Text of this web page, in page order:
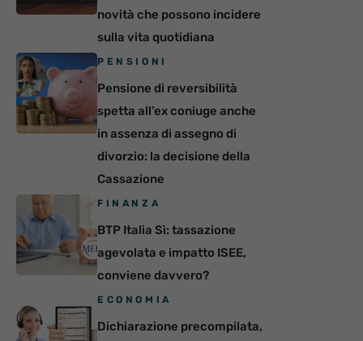
novità che possono incidere
sulla vita quotidiana
PENSIONI
Pensione di reversibilità
spetta all’ex coniuge anche
in assenza di assegno di
divorzio: la decisione della
Cassazione
FINANZA
BTP Italia Sì: tassazione
agevolata e impatto ISEE,
conviene davvero?
ECONOMIA
Dichiarazione precompilata,